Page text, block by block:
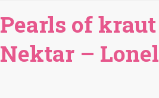
Pearls of
Nektar –